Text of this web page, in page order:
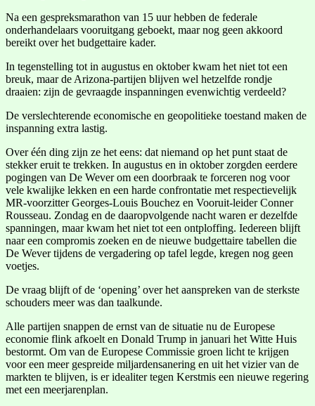
Na een gespreksmarathon van 15 uur hebben de federale
onderhandelaars vooruitgang geboekt, maar nog geen akkoord
bereikt over het budgettaire kader.
In tegenstelling tot in augustus en oktober kwam het niet tot een
breuk, maar de Arizona-partijen blijven wel hetzelfde rondje
draaien: zijn de gevraagde inspanningen evenwichtig verdeeld?
De verslechterende economische en geopolitieke toestand maken de
inspanning extra lastig.
Over één ding zijn ze het eens: dat niemand op het punt staat de
stekker eruit te trekken. In augustus en in oktober zorgden eerdere
pogingen van De Wever om een doorbraak te forceren nog voor
vele kwalijke lekken en een harde confrontatie met respectievelijk
MR-voorzitter Georges-Louis Bouchez en Vooruit-leider Conner
Rousseau. Zondag en de daaropvolgende nacht waren er dezelfde
spanningen, maar kwam het niet tot een ontploffing. Iedereen blijft
naar een compromis zoeken en de nieuwe budgettaire tabellen die
De Wever tijdens de vergadering op tafel legde, kregen nog geen
voetjes.
De vraag blijft of de ‘opening’ over het aanspreken van de sterkste
schouders meer was dan taalkunde.
Alle partijen snappen de ernst van de situatie nu de Europese
economie flink afkoelt en Donald Trump in januari het Witte Huis
bestormt. Om van de Europese Commissie groen licht te krijgen
voor een meer gespreide miljardensanering en uit het vizier van de
markten te blijven, is er idealiter tegen Kerstmis een nieuwe regering
met een meerjarenplan.